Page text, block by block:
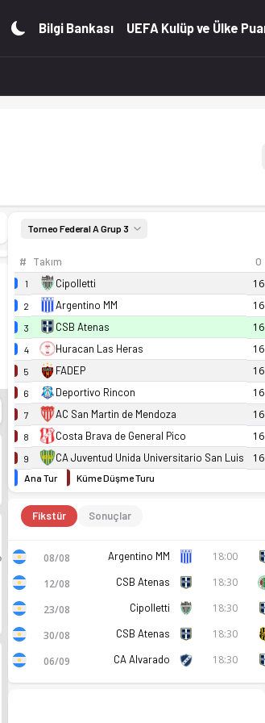
skor Ofsayt'ta.
Bilgi Bankası UEFA Kulüp ve Ülke
Torneo Federal A Grup 3
# Takım O
1 Cipolletti 16
2 Argentino MM 16
3 CSB Atenas 16
4 Huracan Las Heras 16
5 FADEP 16
6 Deportivo Rincon 16
7 AC San Martin de Mendoza 16
8 Costa Brava de General Pico 16
9 CA Juventud Unida Universitario San Luis 16
Ana Tur Küme Düşme Turu
Fikstür Sonuçlar
08/08 Argentino MM 18:00
12/08 CSB Atenas 18:30
23/08 Cipolletti 18:30
30/08 CSB Atenas 18:30
06/09 CA Alvarado 18:30